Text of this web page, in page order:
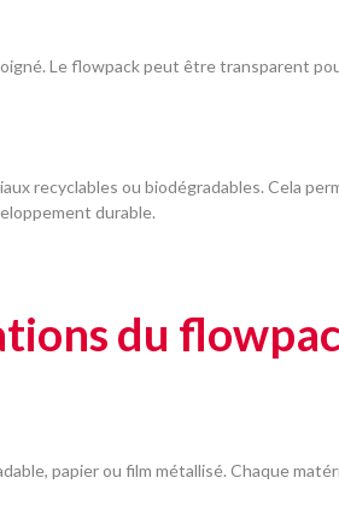
Le flowpack peut être transparent
recyclables ou biodégradables. Cela
durable.
du
papier ou film métallisé. Chaque